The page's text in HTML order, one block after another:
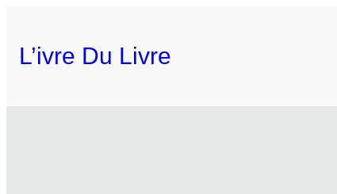
L’ivre Du Livre